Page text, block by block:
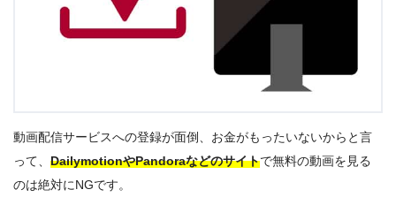
動画配信サービスへの登録が面倒、お金がもったいないからと言
って、 DailymotionやPandoraなどのサイトで無料の動画を見る
のは絶対にNGです。